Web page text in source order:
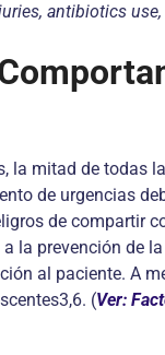
antibiotics
la mitad de todas
de urgencias
de compartir
la prevención de
al paciente. A
(Ver: